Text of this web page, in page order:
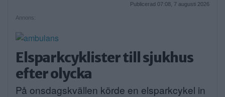
Publicerad 07:08, 7 augusti 2026
Annons:
Elsparkcyklister till sjukhus
efter olycka
På onsdagskvällen körde en elsparkcykel in